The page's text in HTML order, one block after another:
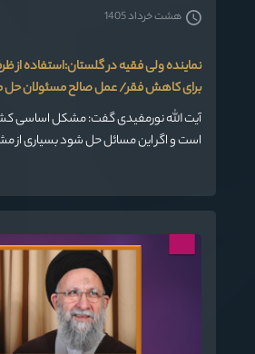
نماینده ولی فقیه در گلستان:استفاده از
برای کاهش فقر/ عمل صالح مسئولان
آیت الله نورمفیدی گفت: مشکل اساسی
است و اگر این مسائل حل شود بسیاری
هشت خرداد 1405